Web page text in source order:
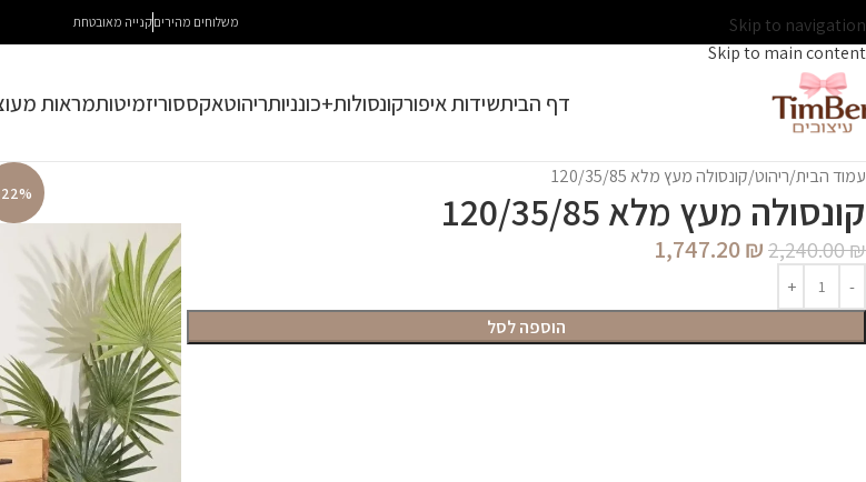
Skip to navigation
Skip to main content
משלוחים מהיריםקנייה מאובטחת
דף הביתשידות איפורקונסולות+כונניותריהוטאקססוריזמיטותמראות
עמוד הבית ריהוט קונסולה מעץ מלא 120/35/85
קונסולה מעץ מלא 120/35/85
2,240.00₪
1,747.20₪
הוספה לסל